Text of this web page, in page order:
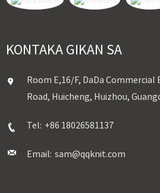
KONTAKA GIKAN SA
Room E,16/F, DaDa Commercial
Road, Huicheng, Huizhou,
Tel: +86 18026581137
Email: sam@qqknit.com